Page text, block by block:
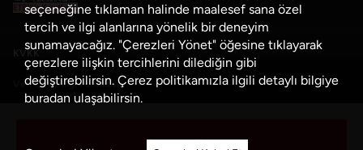
Sepete Ekle
KVKK
Veri Güvenliği Politikası
seçeneğine tıklaman halinde maalesef sana özel
tercih ve ilgi alanlarına yönelik bir deneyim
sunamayacağız. "Çerezleri Yönet" öğesine tıklayarak
çerezlere ilişkin tercihlerini dilediğin gibi
değiştirebilirsin. Çerez politikamızla ilgili detaylı bilgiye
buradan ulaşabilirsin.